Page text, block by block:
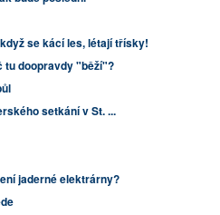
se kácí les, létají třísky!
tu doopravdy "běží"?
setkání v St. ...
jaderné elektrárny?